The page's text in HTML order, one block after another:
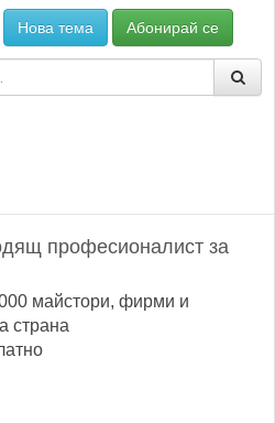
Нова тема Абонирай се
професионалист за
майстори, фирми и
страна